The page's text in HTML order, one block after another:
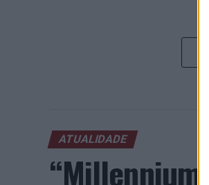
ATUALIDADE
“Millennium